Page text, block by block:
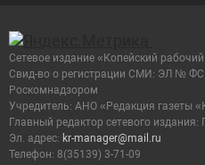
Сетевое издание «Копейский
Cвид-во о регистрации СМИ: ЭЛ № ФС
Роскомнадзором
Учредитель: АНО «Редакция газеты
Главный редактор сетевого издания:
Эл. адрес: kr-manager@mail.ru
Телефон: 8(35139) 3-71-09